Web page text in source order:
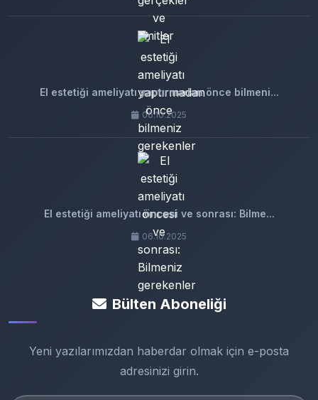
El estetiği ameliyatı yaptırmadan önce bilmeni...
06.10.2025
El estetiği ameliyatı öncesi ve sonrası: Bilme...
06.10.2025
Bülten Aboneliği
Yeni yazılarımızdan haberdar olmak için e-posta
adresinizi girin.